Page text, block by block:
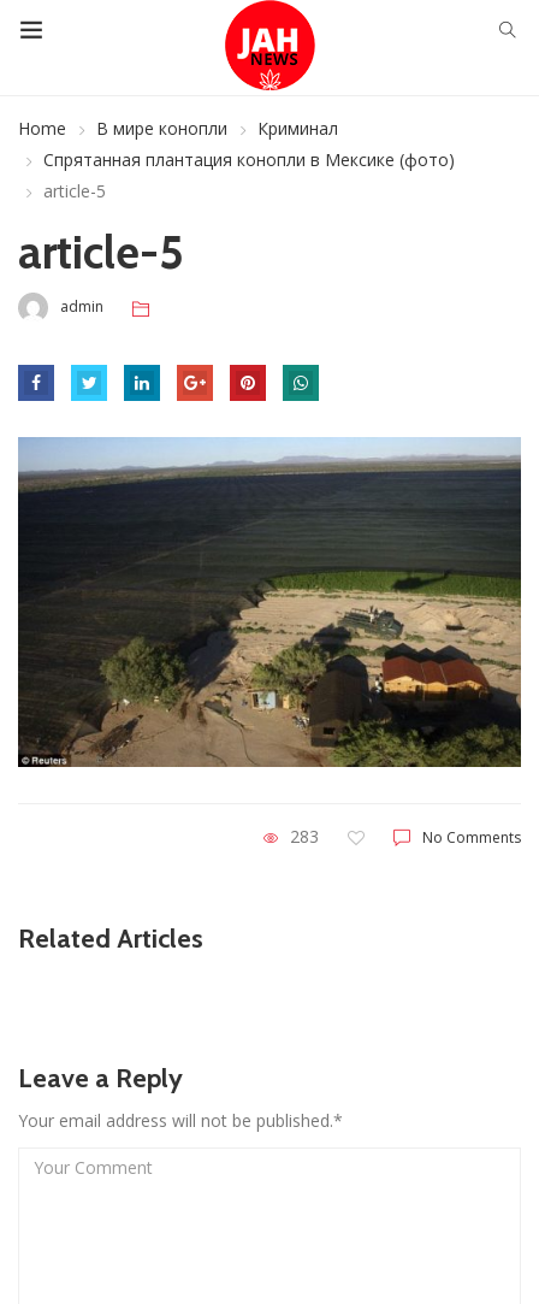
Home В мире конопли
Криминал
Спрятанная плантация конопли в Мексике (фото)
article-5
article-5
admin
283 No Comments
Related Articles
Leave a Reply
Your email address will not be published.*